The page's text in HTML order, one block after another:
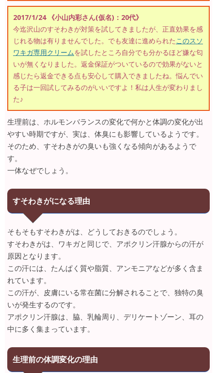
2017/1/24 《小山内彩さん(仮名)：20代》
今迄沢山のすそわきが対策を試してきましたが、正直効果を感
じれる物は有りませんでした。でも友達に進められたこのスソ
ワキガ専用クリームを試したところ自分でも分かるほど嫌な匂
いが無くなりました。返金保証がついているので効果がないと
感じたら返金できる点も安心して購入できましたね。悩んでい
る子は一回試してみるのがいいですよ！私は人生が変わりまし
た♪
生理前は、ホルモンバランスの変化で何かと体調の変化が出
やすい時期ですが、実は、体臭にも影響しているようです。
そのため、すそわきがの臭いも強くなる傾向があるようで
す。
一体なぜでしょう。
すそわきがになる理由
そもそもすそわきがは、どうしておきるのでしょう。
すそわきがは、ワキガと同じで、アポクリン汗腺からの汗が
原因となります。
この汗には、たんぱく質や脂質、アンモニアなどが多く含ま
れています。
この汗が、皮膚にいる常在菌に分解されることで、独特の臭
いが発生するのです。
アポクリン汗腺は、脇、乳輪周り、デリケートゾーン、耳の
中に多く集まっています。
生理前の体調変化の理由